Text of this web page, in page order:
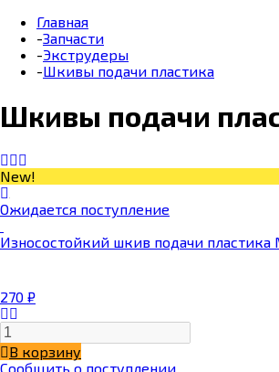
Главная
-Запчасти
-Экструдеры
-Шкивы подачи пластика
Шкивы подачи
New!
Ожидается поступление
Износостойкий шкив подачи пластика
270 ₽
В корзину
Сообщить о поступлении